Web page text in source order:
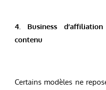
4. Business
contenu
Certains modèles ne